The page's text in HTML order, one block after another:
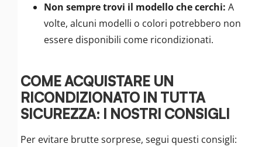
Non sempre trovi il modello che cerchi: A
volte, alcuni modelli o colori potrebbero non
essere disponibili come ricondizionati.
COME ACQUISTARE UN
RICONDIZIONATO IN TUTTA
SICUREZZA: I NOSTRI CONSIGLI
Per evitare brutte sorprese, segui questi consigli: